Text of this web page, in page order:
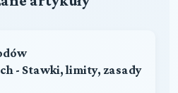
- Stawki, limity, zasady